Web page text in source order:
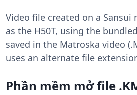
Video file created on a Sansui
as the H50T, using the
saved in the Matroska video
uses an alternate file
Phần mềm mở file